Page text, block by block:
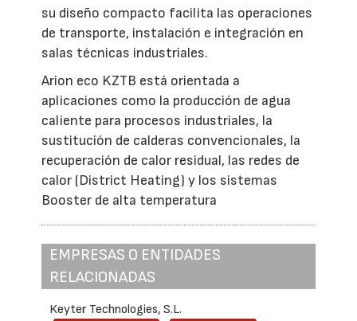
su diseño compacto facilita las operaciones
de transporte, instalación e integración en
salas técnicas industriales.
Arion eco KZTB está orientada a
aplicaciones como la producción de agua
caliente para procesos industriales, la
sustitución de calderas convencionales, la
recuperación de calor residual, las redes de
calor (District Heating) y los sistemas
Booster de alta temperatura
EMPRESAS O ENTIDADES
RELACIONADAS
Keyter Technologies, S.L.